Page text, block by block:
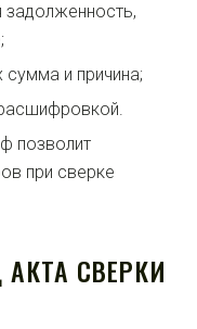
задолженность,
и причина;
позволит
при сверке
СВЕРКИ